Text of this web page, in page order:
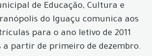
de Educação, Cultura e
do Iguaçu comunica aos
para o ano letivo de 2011
a partir de primeiro de dezembro.